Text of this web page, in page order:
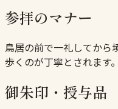
参拝のマナー
鳥居の前で一礼してから
歩くのが丁寧とされます。
御朱印・授与品